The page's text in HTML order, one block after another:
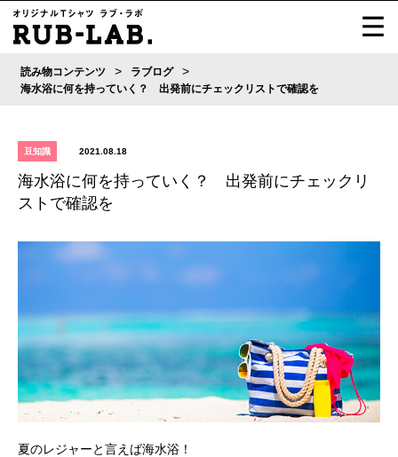
読み物コンテンツ > ラブログ >
海水浴に何を持っていく？ 出発前にチェックリストで確認を
豆知識 2021.08.18
海水浴に何を持っていく？ 出発前にチェックリ
ストで確認を
夏のレジャーと言えば海水浴！